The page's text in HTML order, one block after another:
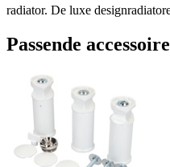
radiator. De luxe
Passende